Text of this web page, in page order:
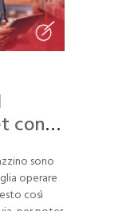
con
sono
operare
così